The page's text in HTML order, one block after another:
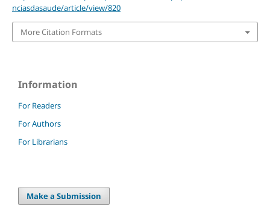
nciasdasaude/article/view/820
More Citation Formats
Information
For Readers
For Authors
For Librarians
Make a Submission